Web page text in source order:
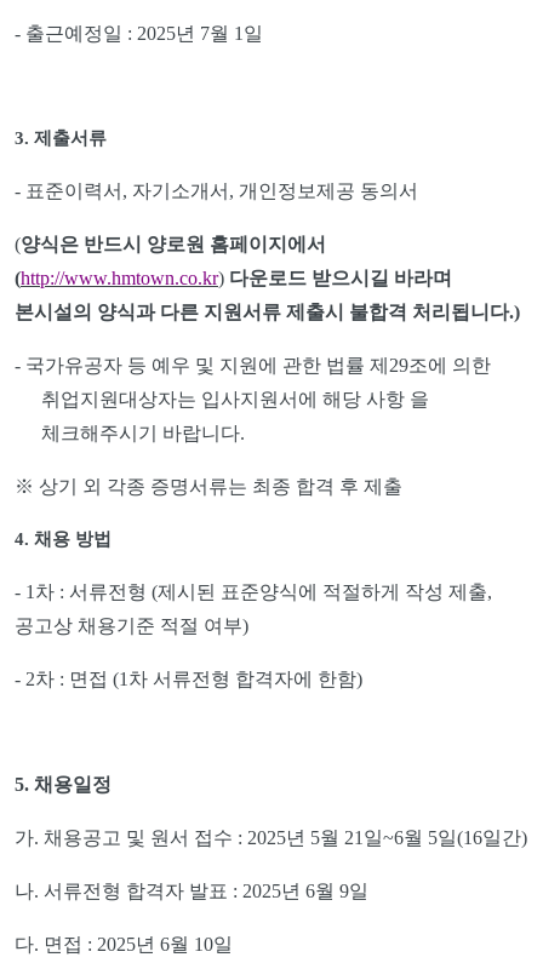
- 출근예정일 : 2025년 7월 1 일
3. 제출서류
- 표준이력서 , 자기소개서 , 개인정보제공 동의서
(양식은 반드시 양로원 홈페이지에서
(http://www.hmtown.co.kr) 다운로드 받으시길 바라며
본시설의 양식과 다른 지원서류 제출시 불합격 처리됩니다.)
- 국가유공자 등 예우 및 지원에 관한 법률 제 29조에 의한
취업지원대상자는 입사지원서에 해당 사항 을
체크해주시기 바랍니다.
※ 상기 외 각종 증명서류는 최종 합격 후 제출
4. 채용 방법
- 1 차 : 서류전형 (제시된 표준양식에 적절하게 작성 제출,
공고상 채용기준 적절 여부)
- 2차 : 면접 (1 차 서류전형 합격자에 한함)
5. 채용일정
가. 채용공고 및 원서 접수 : 2025년 5월 21 일~6월 5일(16일간)
나. 서류전형 합격자 발표 : 2025년 6월 9일
다. 면접 : 2025년 6월 10일